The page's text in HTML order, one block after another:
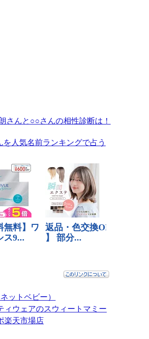
さんと○○さんの相性診断は！
を人気名前ランキングで占う
ットベビー）
ィウェアのスウィートマミー
楽天市場店